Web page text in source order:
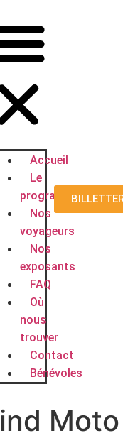
Accueil
Le
programme
Nos
voyageurs
Nos
exposants
FAQ
Où
nous
trouver
Contact
Bénévoles
Moto